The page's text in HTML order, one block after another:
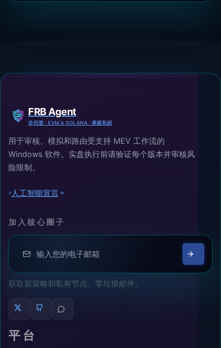
FRB Agent
非托管 · EVM & SOLANA · 掌握私钥
用于审核、模拟和路由受支持 MEV 工作流的
Windows 软件。实盘执行前请验证每个版本并审核风
险限制。
人工智能宣言
加入核心圈子
获取新策略和私有节点。零垃圾邮件。
平台